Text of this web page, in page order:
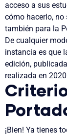
acceso a sus
cómo hacerlo, no
también para la
De cualquier
instancia es que
edición,
realizada en
¡Bien! Ya tienes